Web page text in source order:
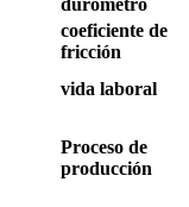
coeficiente de
fricción
vida laboral
Proceso de
producción